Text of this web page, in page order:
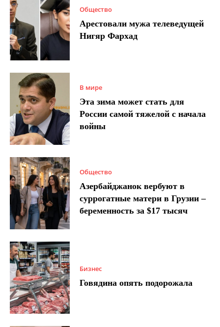
Общество
Арестовали мужа телеведущей
Нигяр Фархад
В мире
Эта зима может стать для
России самой тяжелой с начала
войны
Общество
Азербайджанок вербуют в
суррогатные матери в Грузии –
беременность за $17 тысяч
Бизнес
Говядина опять подорожала